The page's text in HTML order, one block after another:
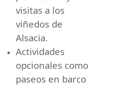
visitas a los
viñedos de
Alsacia.
Actividades
opcionales como
paseos en barco